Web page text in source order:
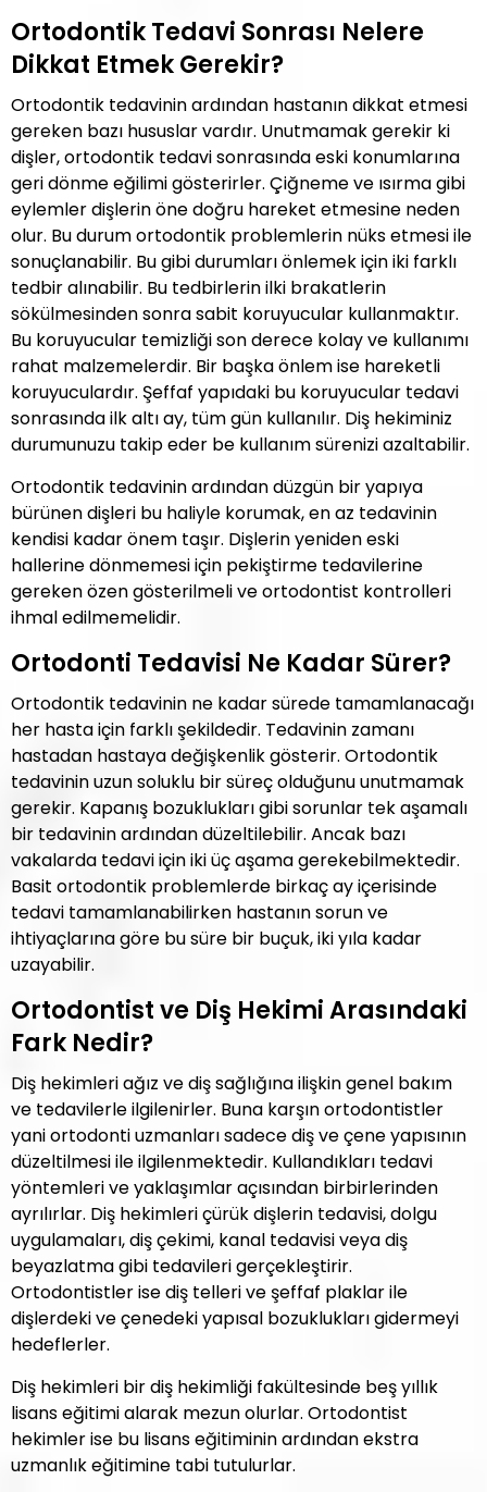
Ortodontik Tedavi Sonrası Nelere
Dikkat Etmek Gerekir?
Ortodontik tedavinin ardından hastanın dikkat etmesi
gereken bazı hususlar vardır. Unutmamak gerekir ki
dişler, ortodontik tedavi sonrasında eski konumlarına
geri dönme eğilimi gösterirler. Çiğneme ve ısırma gibi
eylemler dişlerin öne doğru hareket etmesine neden
olur. Bu durum ortodontik problemlerin nüks etmesi ile
sonuçlanabilir. Bu gibi durumları önlemek için iki farklı
tedbir alınabilir. Bu tedbirlerin ilki brakatlerin
sökülmesinden sonra sabit koruyucular kullanmaktır.
Bu koruyucular temizliği son derece kolay ve kullanımı
rahat malzemelerdir. Bir başka önlem ise hareketli
koruyuculardır. Şeffaf yapıdaki bu koruyucular tedavi
sonrasında ilk altı ay, tüm gün kullanılır. Diş hekiminiz
durumunuzu takip eder be kullanım sürenizi azaltabilir.
Ortodontik tedavinin ardından düzgün bir yapıya
bürünen dişleri bu haliyle korumak, en az tedavinin
kendisi kadar önem taşır. Dişlerin yeniden eski
hallerine dönmemesi için pekiştirme tedavilerine
gereken özen gösterilmeli ve ortodontist kontrolleri
ihmal edilmemelidir.
Ortodonti Tedavisi Ne Kadar Sürer?
Ortodontik tedavinin ne kadar sürede tamamlanacağı
her hasta için farklı şekildedir. Tedavinin zamanı
hastadan hastaya değişkenlik gösterir. Ortodontik
tedavinin uzun soluklu bir süreç olduğunu unutmamak
gerekir. Kapanış bozuklukları gibi sorunlar tek aşamalı
bir tedavinin ardından düzeltilebilir. Ancak bazı
vakalarda tedavi için iki üç aşama gerekebilmektedir.
Basit ortodontik problemlerde birkaç ay içerisinde
tedavi tamamlanabilirken hastanın sorun ve
ihtiyaçlarına göre bu süre bir buçuk, iki yıla kadar
uzayabilir.
Ortodontist ve Diş Hekimi Arasındaki
Fark Nedir?
Diş hekimleri ağız ve diş sağlığına ilişkin genel bakım
ve tedavilerle ilgilenirler. Buna karşın ortodontistler
yani ortodonti uzmanları sadece diş ve çene yapısının
düzeltilmesi ile ilgilenmektedir. Kullandıkları tedavi
yöntemleri ve yaklaşımlar açısından birbirlerinden
ayrılırlar. Diş hekimleri çürük dişlerin tedavisi, dolgu
uygulamaları, diş çekimi, kanal tedavisi veya diş
beyazlatma gibi tedavileri gerçekleştirir.
Ortodontistler ise diş telleri ve şeffaf plaklar ile
dişlerdeki ve çenedeki yapısal bozuklukları gidermeyi
hedeflerler.
Diş hekimleri bir diş hekimliği fakültesinde beş yıllık
lisans eğitimi alarak mezun olurlar. Ortodontist
hekimler ise bu lisans eğitiminin ardından ekstra
uzmanlık eğitimine tabi tutulurlar.